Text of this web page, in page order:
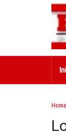
Home